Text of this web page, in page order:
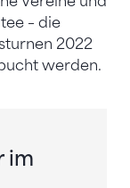
– die
2022
werden.
im